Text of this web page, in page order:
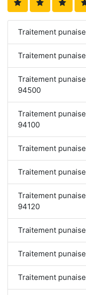
Traitement
Traitement
Traitement
94500
Traitement
94100
Traitement
Traitement
Traitement
94120
Traitement
Traitement
Traitement